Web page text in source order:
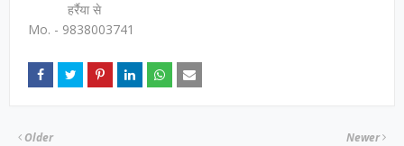
हर्रैया से
Mo. - 9838003741
Newer
Older